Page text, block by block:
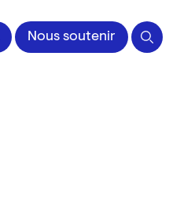
Nous soutenir